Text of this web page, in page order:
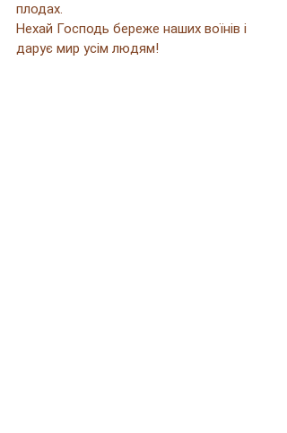
плодах.
Нехай Господь береже наших воїнів і
дарує мир усім людям!